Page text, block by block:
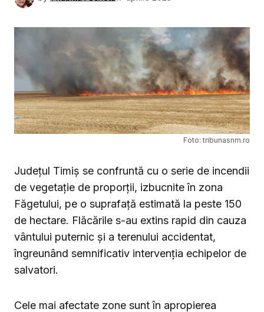
Foto: tribunasnm.ro
Județul Timiș se confruntă cu o serie de incendii
de vegetație de proporții, izbucnite în zona
Făgetului, pe o suprafață estimată la peste 150
de hectare. Flăcările s-au extins rapid din cauza
vântului puternic și a terenului accidentat,
îngreunând semnificativ intervenția echipelor de
salvatori.
Cele mai afectate zone sunt în apropierea